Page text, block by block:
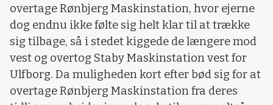
overtage Rønbjerg Maskinstation, hvor ejerne
dog endnu ikke følte sig helt klar til at trække
sig tilbage, så i stedet kiggede de længere mod
vest og overtog Staby Maskinstation vest for
Ulfborg. Da muligheden kort efter bød sig for at
overtage Rønbjerg Maskinstation fra deres